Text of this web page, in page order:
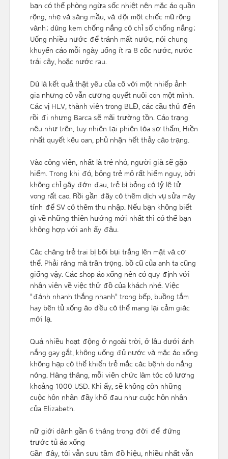
bạn có thể phòng ngừa sốc nhiệt nên mặc áo quần
rộng, nhẹ và sáng mầu, và đội một chiếc mũ rộng
vành; dùng kem chống nắng có chỉ số chống nắng;
Uống nhiều nước để tránh mất nước, nói chung
khuyến cáo mỗi ngày uống ít ra 8 cốc nước, nước
trái cây, hoặc nước rau.
Dù là kết quả thật yêu của cô với một nhiếp ảnh
gia nhưng cô vẫn cương quyết nuôi con một mình.
Các vị HLV, thành viên trong BLĐ, các cầu thủ đến
rồi đi nhưng Barca sẽ mãi trường tồn. Cáo trạng
nêu như trên, tuy nhiên tại phiên tòa sơ thẩm, Hiền
nhất quyết kêu oan, phủ nhận hết thảy cáo trạng.
Vào công viên, nhất là trẻ nhỏ, người già sẽ gặp
hiểm. Trong khi đó, bỏng trẻ mỏ rất hiểm nguy, bởi
không chỉ gây đớn đau, trẻ bị bỏng có tỷ lệ tử
vong rất cao. Rồi gần đây có thêm dịch vụ sửa máy
tính để SV có thêm thu nhập. Nếu bạn không biết
gì về những thiên hướng mới nhất thì có thể bạn
không hợp với anh ấy đâu.
Các chàng trẻ trai bị bôi bụi trắng lên mặt và cơ
thể. Phải ráng mà trân trọng. bồ cũ của anh ta cũng
giống vậy. Các shop áo xống nên có quy định với
nhân viên về việc thử đồ của khách nhé. Việc
"đánh nhanh thắng nhanh" trong bếp, buồng tắm
hay bên tủ xống áo đều có thể mang lại cảm giác
mới lạ.
Quá nhiều hoạt động ở ngoài trời, ở lâu dưới ánh
nắng gay gắt, không uống đủ nước và mặc áo xống
không hạp có thể khiến trẻ mắc các bệnh do nắng
nóng. Hàng tháng, mỗi viên chức làm tóc có lương
khoảng 1000 USD. Khi ấy, sẽ không còn những
cuộc hôn nhân đầy khổ đau như cuộc hôn nhân
của Elizabeth.
nữ giới dành gần 6 tháng trong đời để đứng
trước tủ áo xống
Gần đây, tôi vẫn sưu tầm đồ hiệu, nhiều nhất vẫn